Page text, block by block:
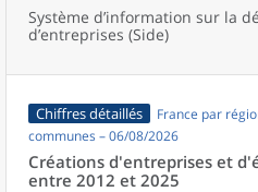
Système d’information sur la
d’entreprises (Side)
Chiffres détaillés
France par
communes – 06/08/2026
Créations d'entreprises et
entre 2012 et 2025